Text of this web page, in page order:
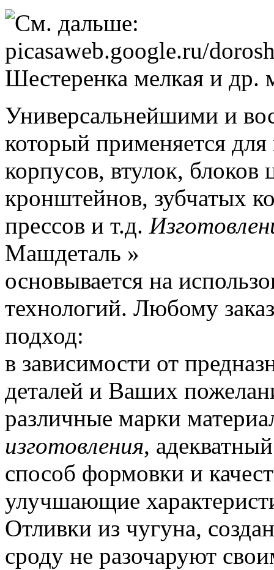
Универсальнейшими и
который применяется
корпусов, втулок,
кронштейнов, зубчатых
прессов и т.д.
Машдеталь »
основывается на
технологий. Любому
подход:
в зависимости от
деталей и Ваших
различные марки
изготовления, адекватный
способ формовки и
улучшающие
Отливки из чугуна,
сроду не разочаруют